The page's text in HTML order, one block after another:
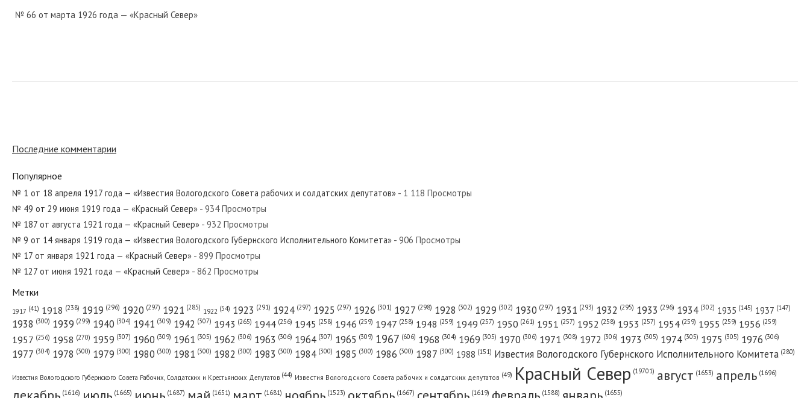
№ 66 от марта 1926 года — «Красный Север»
№ 131 от июня 1965 года — «Красный Север»
№ 234 от ноября 1945 года — «Красный Север»
№ 133 от июня 1929 года — «Красный Север»
Последние комментарии
Популярное
№ 1 от 18 апреля 1917 года — «Известия Вологодского Совета рабочих и солдатских депутатов» - 1 118 Просмотры
№ 49 от 29 июня 1919 года — «Красный Север» - 934 Просмотры
№ 187 от августа 1921 года — «Красный Север» - 932 Просмотры
№ 9 от 14 января 1919 года — «Известия Вологодского Губернского Исполнительного Комитета» - 906 Просмотры
№ 17 от января 1921 года — «Красный Север» - 899 Просмотры
№ 127 от июня 1921 года — «Красный Север» - 862 Просмотры
Метки
1917 (41) 1918 (238) 1919 (296) 1920 (297) 1921 (285) 1922 (54) 1923 (291) 1924 (297) 1925 (297) 1926 (301) 1927 (298) 1928 (302) 1929 (302) 1930 (297) 1931 (293) 1932 (295) 1933 (296) 1934 (302) 1935 (145) 1937 (147)
1938 (300) 1939 (299) 1940 (304) 1941 (309) 1942 (307) 1943 (265) 1944 (256) 1945 (258) 1946 (259) 1947 (258) 1948 (259) 1949 (257) 1950 (261) 1951 (257) 1952 (258) 1953 (257) 1954 (259) 1955 (259) 1956 (259)
1957 (256) 1958 (270) 1959 (307) 1960 (309) 1961 (305) 1962 (306) 1963 (306) 1964 (307) 1965 (309) 1967 (606) 1968 (304) 1969 (305) 1970 (306) 1971 (308) 1972 (306) 1973 (305) 1974 (305) 1975 (305) 1976 (306)
1977 (304) 1978 (300) 1979 (300) 1980 (300) 1981 (300) 1982 (300) 1983 (300) 1984 (300) 1985 (300) 1986 (300) 1987 (300) 1988 (151) Известия Вологодского Губернского Исполнительного Комитета (280)
Известия Вологодского Губернского Совета Рабочих, Солдатских и Крестьянских Депутатов (44) Известия Вологодского Совета рабочих и солдатских депутатов (49) Красный Cевер (19701) август (1653) апрель (1696)
(1616) (1665) (1687) (1651) (1681) (1523) (1667) (1619) (1588) (1655)